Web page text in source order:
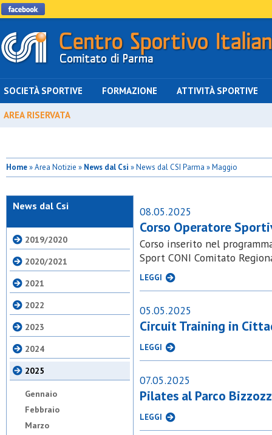
SOCIETÀ SPORTIVE FORMAZIONE ATTIVITÀ SPORTIVE
AREA RISERVATA
Home» Area Notizie » News dal Csi » News dal CSI Parma » Maggio
News dal Csi
2019/2020
2020/2021
2021
2022
2023
2024
2025
Gennaio
Febbraio
Marzo
08.05.2025
Corso Operatore
Corso inserito nel
Sport CONI Comitato
LEGGI
05.05.2025
Circuit Training in
LEGGI
07.05.2025
Pilates al Parco
LEGGI